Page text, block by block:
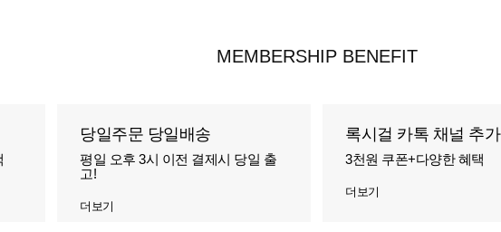
MEMBERSHIP BENEFIT
당일주문 당일배송
평일 오후 3시 이전 결제시 당일 출
고!
더보기
록시걸 카톡 채널 추가
3천원 쿠폰+다양한 혜택
더보기